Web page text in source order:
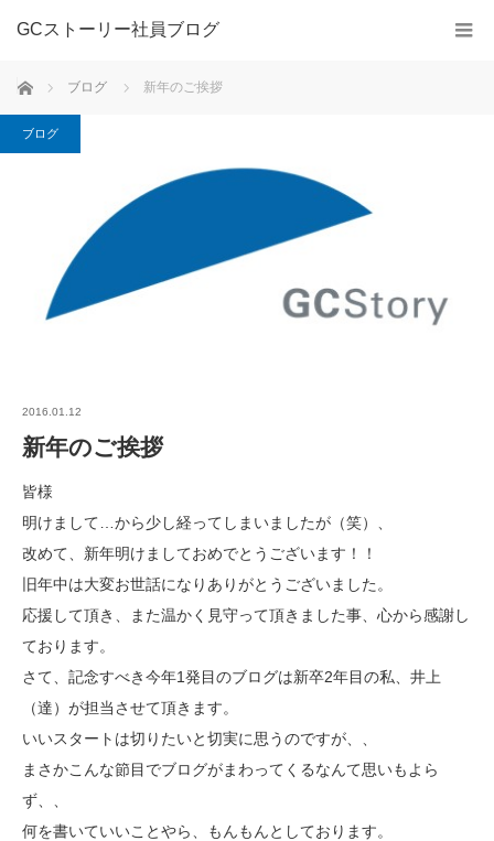
GCストーリー社員ブログ
ホーム ブログ 新年のご挨拶
ブログ
2016.01.12
新年のご挨拶
皆様
明けまして…から少し経ってしまいましたが（笑）、
改めて、新年明けましておめでとうございます！！
旧年中は大変お世話になりありがとうございました。
応援して頂き、また温かく見守って頂きました事、心から感謝し
ております。
さて、記念すべき今年1発目のブログは新卒2年目の私、井上
（達）が担当させて頂きます。
いいスタートは切りたいと切実に思うのですが、、
まさかこんな節目でブログがまわってくるなんて思いもよら
ず、、
何を書いていいことやら、もんもんとしております。